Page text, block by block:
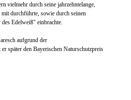
vielmehr durch seine jahrzehntelange,
mitdurchführte, sowie durch seinen
des Edelweiß" einbrachte.
aufgrund der
später den Bayerischen Naturschutzpreis